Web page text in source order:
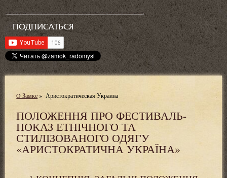
ПОДПИСАТЬСЯ
O Замке » Аристократическая Украина
ПОЛОЖЕННЯ ПРО ФЕСТИВАЛЬ-
ПОКАЗ ЕТНІЧНОГО ТА
СТИЛІЗОВАНОГО ОДЯГУ
«АРИСТОКРАТИЧНА УКРАЇНА»